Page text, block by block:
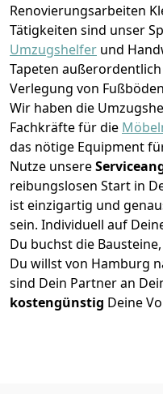
Renovierungsarbeiten
Tätigkeiten sind unser
Umzugshelfer und
Tapeten
Verlegung von
Wir haben die
Fachkräfte für die
das nötige Equipment
Nutze unsere
reibungslosen Start in
ist einzigartig und
sein. Individuell auf
Du buchst die
Du willst von Hamburg
sind Dein Partner an
kostengünstig Deine